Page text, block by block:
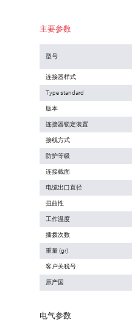
主要参数
型号
连接器样式
Type standard
版本
连接器锁定装置
接线方式
防护等级
连接截面
电缆出口直径
扭曲性
工作温度
插拨次数
重量 (gr)
客户关税号
原产国
电气参数